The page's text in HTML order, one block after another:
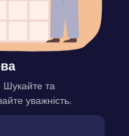
Шукайте та
уважність.